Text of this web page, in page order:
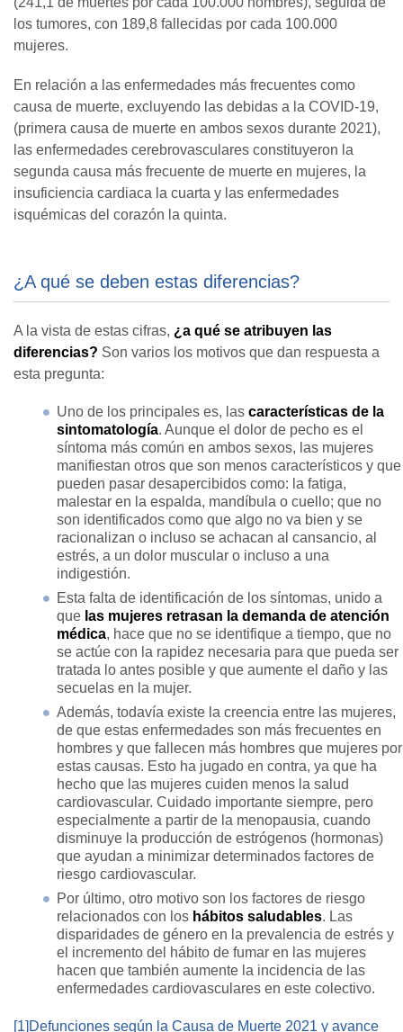
los tumores, con 189,8 fallecidas por cada 100.000
mujeres.
En relación a las enfermedades más frecuentes como
causa de muerte, excluyendo las debidas a la COVID-19,
(primera causa de muerte en ambos sexos durante 2021),
las enfermedades cerebrovasculares constituyeron la
segunda causa más frecuente de muerte en mujeres, la
insuficiencia cardiaca la cuarta y las enfermedades
isquémicas del corazón la quinta.
¿A qué se deben estas diferencias?
A la vista de estas cifras, ¿a qué se atribuyen las
diferencias? Son varios los motivos que dan respuesta a
esta pregunta:
Uno de los principales es, las características de la
sintomatología. Aunque el dolor de pecho es el
síntoma más común en ambos sexos, las mujeres
manifiestan otros que son menos característicos y que
pueden pasar desapercibidos como: la fatiga,
malestar en la espalda, mandíbula o cuello; que no
son identificados como que algo no va bien y se
racionalizan o incluso se achacan al cansancio, al
estrés, a un dolor muscular o incluso a una
indigestión.
Esta falta de identificación de los síntomas, unido a
que las mujeres retrasan la demanda de atención
médica, hace que no se identifique a tiempo, que no
se actúe con la rapidez necesaria para que pueda ser
tratada lo antes posible y que aumente el daño y las
secuelas en la mujer.
Además, todavía existe la creencia entre las mujeres,
de que estas enfermedades son más frecuentes en
hombres y que fallecen más hombres que mujeres por
estas causas. Esto ha jugado en contra, ya que ha
hecho que las mujeres cuiden menos la salud
cardiovascular. Cuidado importante siempre, pero
especialmente a partir de la menopausia, cuando
disminuye la producción de estrógenos (hormonas)
que ayudan a minimizar determinados factores de
riesgo cardiovascular.
Por último, otro motivo son los factores de riesgo
relacionados con los hábitos saludables. Las
disparidades de género en la prevalencia de estrés y
el incremento del hábito de fumar en las mujeres
hacen que también aumente la incidencia de las
enfermedades cardiovasculares en este colectivo.
[1] Defunciones según la Causa de Muerte 2021 y avance